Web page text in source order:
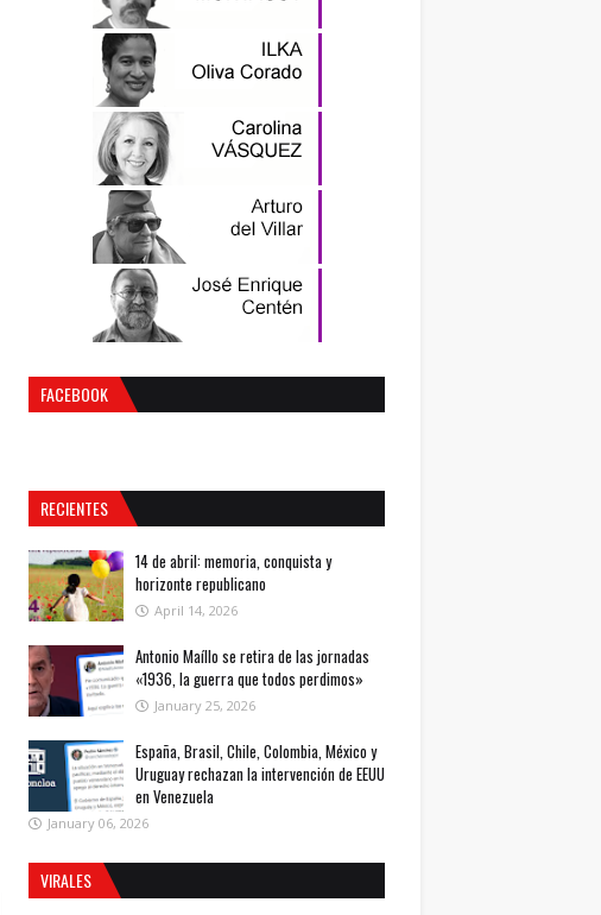
FACEBOOK
RECIENTES
14 de abril: memoria, conquista y
horizonte republicano
April 14, 2026
Antonio Maíllo se retira de las jornadas
«1936, la guerra que todos perdimos»
January 25, 2026
España, Brasil, Chile, Colombia, México y
Uruguay rechazan la intervención de EEUU
en Venezuela
January 06, 2026
VIRALES